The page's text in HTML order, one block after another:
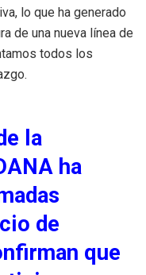
lo que ha generado
de una nueva línea de
todos los
la
ha
de
que